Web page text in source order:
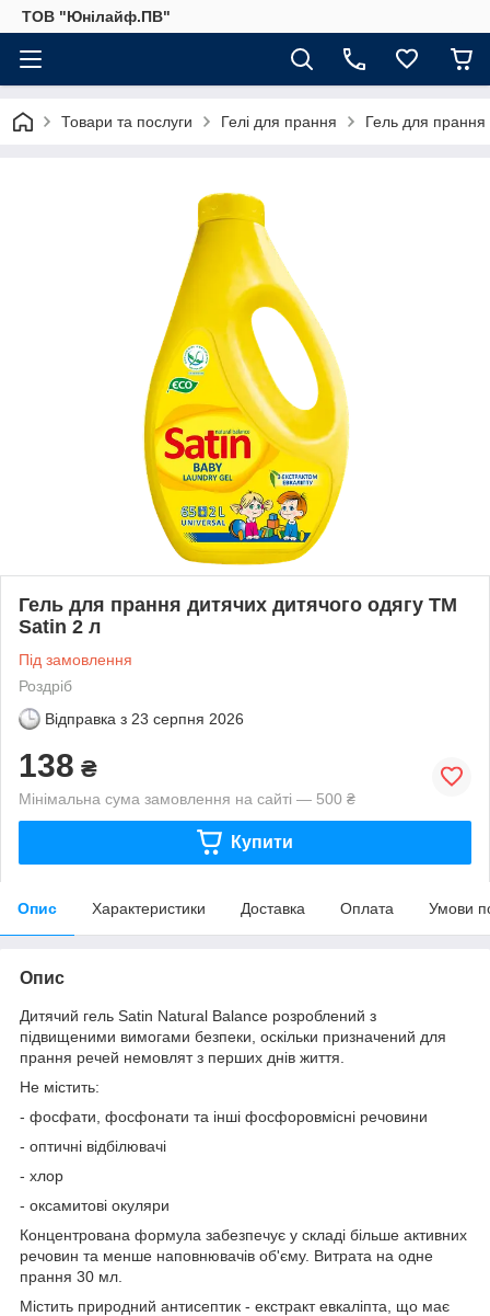
ТОВ "Юнілайф.ПВ"
Товари та послуги Гелі для прання Гель для прання
Гель для прання дитячих дитячого одягу ТМ
Satin 2 л
Під замовлення
Роздріб
Відправка з 23 серпня 2026
138 ₴
Мінімальна сума замовлення на сайті — 500 ₴
Купити
Опис Характеристики Доставка Оплата Умови
Опис
Дитячий гель Satin Natural Balance розроблений з
підвищеними вимогами безпеки, оскільки призначений для
прання речей немовлят з перших днів життя.
Не містить:
- фосфати, фосфонати та інші фосфоровмісні речовини
- оптичні відбілювачі
- хлор
- оксамитові окуляри
Концентрована формула забезпечує у складі більше активних
речовин та менше наповнювачів об'єму. Витрата на одне
прання 30 мл.
Містить природний антисептик - екстракт евкаліпта, що має